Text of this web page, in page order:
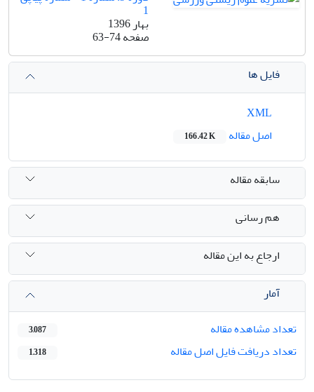
1
بهار 1396
صفحه63-74
فایل ها
اصل مقاله
166.42 K
سابقه مقاله
هم رسانی
ارجاع به این مقاله
آمار
تعداد مشاهده مقاله
3,087
تعداد دریافت فایل اصل مقاله 1,318